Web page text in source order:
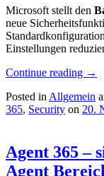
Microsoft stellt den
neue
Einstellungen
Continue reading →
Posted in Allgemein
365, Security on 20.
Agent 365 –
Agent